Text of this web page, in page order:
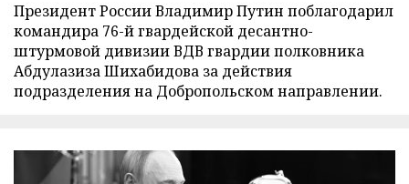
Президент России Владимир Путин поблагодарил
командира 76-й гвардейской десантно-
штурмовой дивизии ВДВ гвардии полковника
Абдулазиза Шихабидова за действия
подразделения на Добропольском направлении.